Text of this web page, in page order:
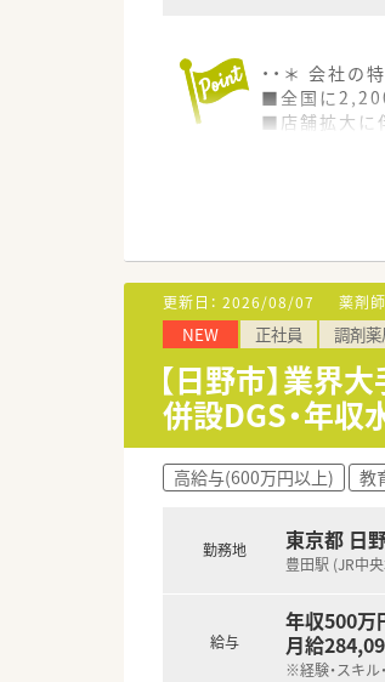
・・＊ 会社の
■全国に
■店舗拡大に
■職種や職
■薬剤師が中
■店舗拡大に
■在宅や教
■その他にも
■在宅実施店
■育児休暇は3
■年間休日が
■日用品から
更新日： 2026/08/07 薬剤
NEW 正社員 調剤
【日野市】業
併設DGS・年
高給与(600万円以上) 教
勤務地 東京都 日
豊田駅 (JR中
給与
年収500万
月給
※経験・スキル